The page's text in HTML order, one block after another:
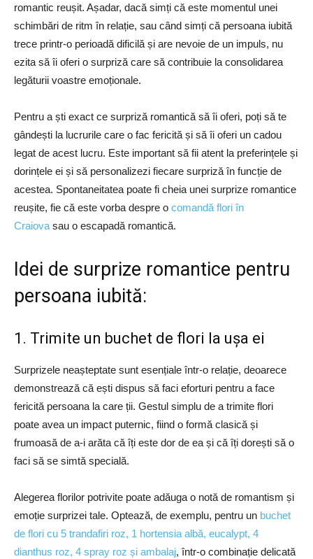
romantic reușit. Așadar, dacă simți că este momentul unei
schimbări de ritm în relație, sau când simți că persoana iubită
trece printr-o perioadă dificilă și are nevoie de un impuls, nu
ezita să îi oferi o surpriză care să contribuie la consolidarea
legăturii voastre emoționale.
Pentru a ști exact ce surpriză romantică să îi oferi, poți să te
gândești la lucrurile care o fac fericită și să îi oferi un cadou
legat de acest lucru. Este important să fii atent la preferințele și
dorințele ei și să personalizezi fiecare surpriză în funcție de
acestea. Spontaneitatea poate fi cheia unei surprize romantice
reușite, fie că este vorba despre o comandă flori în
Craiova sau o escapadă romantică.
Idei de surprize romantice pentru
persoana iubită:
1. Trimite un buchet de flori la ușa ei
Surprizele neașteptate sunt esențiale într-o relație, deoarece
demonstrează că ești dispus să faci eforturi pentru a face
fericită persoana la care ții. Gestul simplu de a trimite flori
poate avea un impact puternic, fiind o formă clasică și
frumoasă de a-i arăta că îți este dor de ea și că îți dorești să o
faci să se simtă specială.
Alegerea florilor potrivite poate adăuga o notă de romantism și
emoție surprizei tale. Optează, de exemplu, pentru un buchet
de flori cu 5 trandafiri roz, 1 hortensia albă, eucalypt, 4
dianthus roz, 4 spray roz și ambalaj, într-o combinație delicată